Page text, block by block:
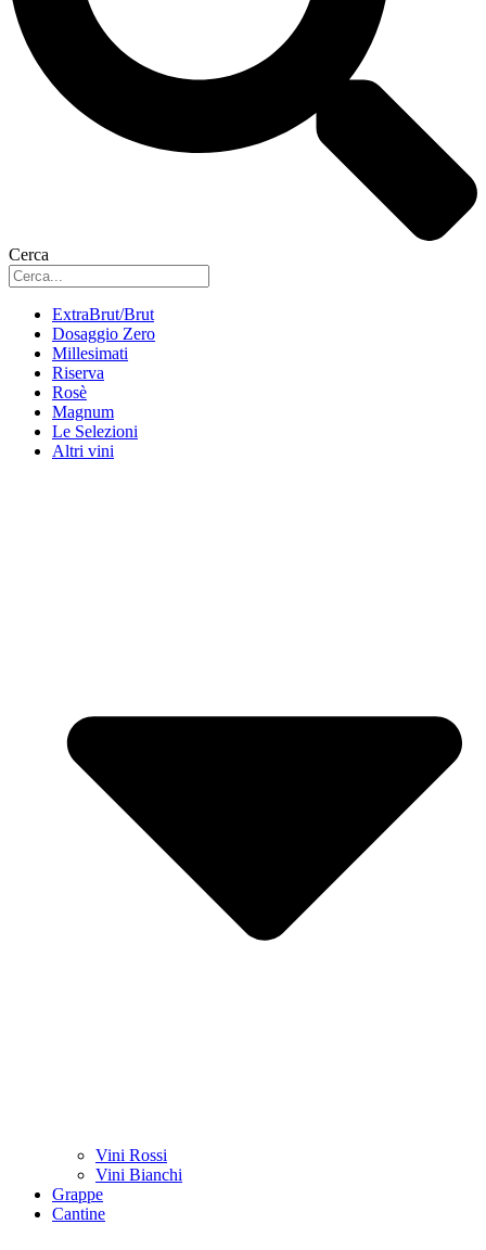
Cerca
ExtraBrut/Brut
Dosaggio Zero
Millesimati
Riserva
Rosè
Magnum
Le Selezioni
Altri vini
Vini Rossi
Vini Bianchi
Grappe
Cantine